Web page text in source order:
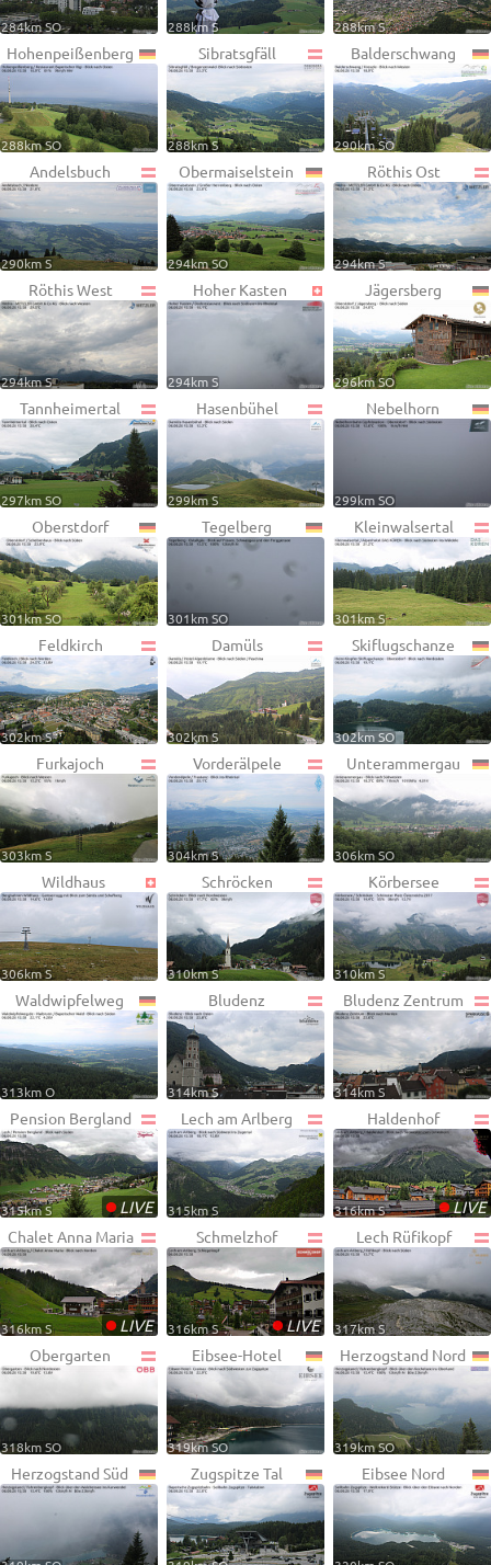
284km SO 288km S 288km S
Hohenpeißenberg
288km SO
Sibratsgfäll
288km S
Balderschwang
290km SO
Andelsbuch
290km S
Obermaiselstein
294km SO
Röthis Ost
294km S
Röthis West
294km S
Hoher Kasten
294km S
Jägersberg
296km SO
Tannheimertal
297km SO
Hasenbühel
299km S
Nebelhorn
299km SO
Oberstdorf
301km SO
Tegelberg
301km SO
Kleinwalsertal
301km S
Feldkirch
302km S
Damüls
302km S
Skiflugschanze
302km SO
Furkajoch
303km S
Vorderälpele
304km S
Unterammergau
306km SO
Wildhaus
306km S
Schröcken
310km S
Körbersee
310km S
Waldwipfelweg
313km O
Bludenz
314km S
Bludenz Zentrum
314km S
Pension Bergland
•LIVE
315km S
Lech am Arlberg
315km S
Haldenhof
•LIVE
316km S
Chalet Anna Maria
•LIVE
316km S
Schmelzhof
•LIVE
316km S
Lech Rüfikopf
317km S
Obergarten
318km SO
Eibsee-Hotel
319km SO
Herzogstand Nord
319km SO
Herzogstand Süd Zugspitze Tal Eibsee Nord